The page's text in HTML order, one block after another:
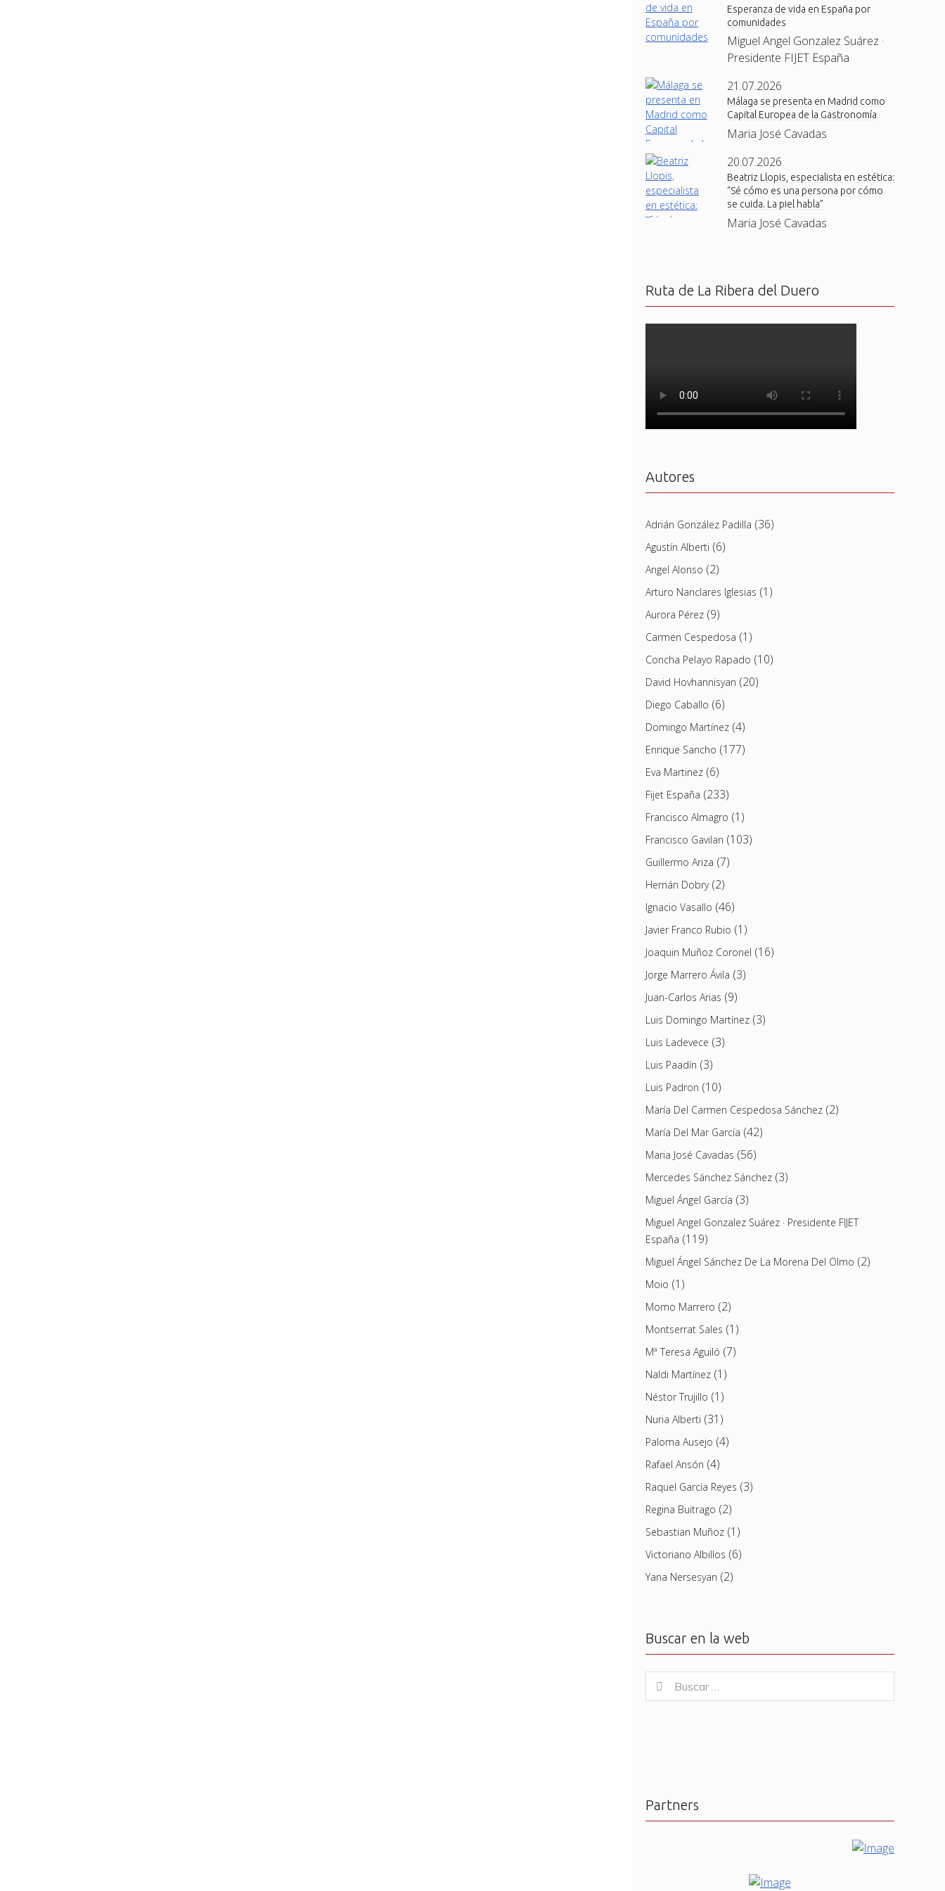
Esperanza de vida en España por
comunidades
Miguel Angel Gonzalez Suárez ·
Presidente FIJET España
21.07.2026
Málaga se presenta en Madrid como
Capital Europea de la Gastronomía
Maria José Cavadas
20.07.2026
Beatriz Llopis, especialista en estética:
“Sé cómo es una persona por cómo
se cuida. La piel habla”
Maria José Cavadas
Ruta de La Ribera del Duero
Autores
Adrián González Padilla (36)
Agustín Alberti (6)
Angel Alonso (2)
Arturo Nanclares Iglesias (1)
Aurora Pérez(9)
Carmen Cespedosa (1)
Concha Pelayo Rapado (10)
David Hovhannisyan (20)
Diego Caballo (6)
Domingo Martínez(4)
Enrique Sancho (177)
Eva Martinez(6)
Fijet España (233)
Francisco Almagro (1)
Francisco Gavilan (103)
Guillermo Ariza (7)
Hernán Dobry(2)
Ignacio Vasallo (46)
Javier Franco Rubio (1)
Joaquin Muñoz Coronel (16)
Jorge Marrero Ávila (3)
Juan-Carlos Arias (9)
Luis Domingo Martínez(3)
Luis Ladevece (3)
Luis Paadín (3)
Luis Padron (10)
María Del Carmen Cespedosa Sánchez(2)
María Del Mar García (42)
Maria José Cavadas (56)
Mercedes Sánchez Sánchez(3)
Miguel Ángel García (3)
Miguel Angel Gonzalez Suárez · Presidente FIJET
España (119)
Miguel Ángel Sánchez De La Morena Del Olmo (2)
Moio (1)
Momo Marrero (2)
Montserrat Sales (1)
Mª Teresa Aguiló (7)
Naldi Martínez(1)
Néstor Trujillo (1)
Nuria Alberti (31)
Paloma Ausejo (4)
Rafael Ansón (4)
Raquel García Reyes (3)
Regina Buitrago (2)
Sebastian Muñoz(1)
Victoriano Albillos (6)
Yana Nersesyan (2)
Buscar en la web
for:
Buscar
Partners